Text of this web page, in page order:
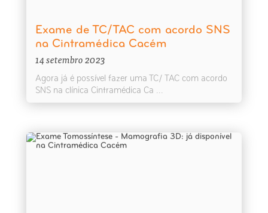
Exame de TC/TAC com acordo SNS
na Cintramédica Cacém
14 setembro 2023
Agora já é possível fazer uma TC/ TAC com acordo
SNS na clínica Cintramédica Ca ...